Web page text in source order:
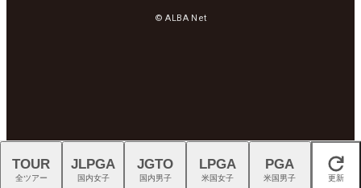
© ALBA Net
閉じる
TOUR
全ツアー
JLPGA
国内女子
JGTO
国内男子
LPGA
米国女子
PGA
米国男子 更新